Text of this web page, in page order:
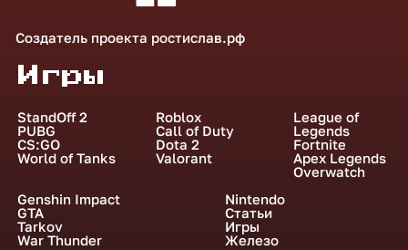
Создатель проекта ростислав.рф
Игры
StandOff 2
PUBG
CS:GO
World of Tanks
Roblox
Call of Duty
Dota 2
Valorant
League of
Legends
Fortnite
Apex Legends
Overwatch
Genshin Impact
GTA
Tarkov
War Thunder
Nintendo
Статьи
Игры
Железо